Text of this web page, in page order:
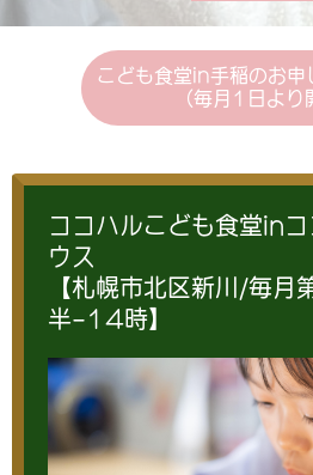
こども食堂in手稲のお申
(毎月1日より
ココハルこども食堂in
ウス
【札幌市北区新川/毎
半-14時】